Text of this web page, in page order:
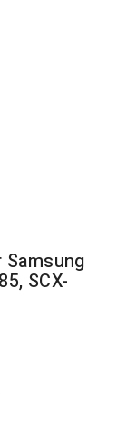
Samsung
SCX-